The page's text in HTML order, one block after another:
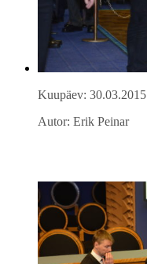
Kuupäev: 30.03.2015
Autor: Erik Peinar